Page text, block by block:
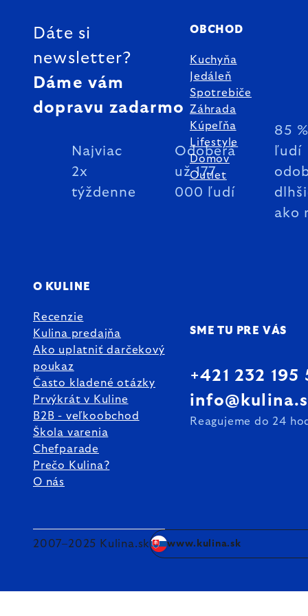
Dáte si
newsletter?
Dáme vám
dopravu zadarmo
Najviac
2x
týždenne
Odoberá
už 177
000 ľudí
85 %
ľudí
ako
OBCHOD
Kuchyňa
Jedáleň
Spotrebiče
Záhrada
Kúpeľňa
Lifestyle
Domov
Outlet
O KULINE
Recenzie
Kulina predajňa
Ako uplatniť darčekový
poukaz
Často kladené otázky
Prvýkrát v Kuline
B2B - veľkoobchod
Škola varenia
Chefparade
Prečo Kulina?
O nás
SME TU PRE VÁS
+421 232 195
Reagujeme do 24
2007–2025 Kulina.sk www.kulina.sk